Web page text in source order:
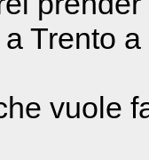
Trento
vuole